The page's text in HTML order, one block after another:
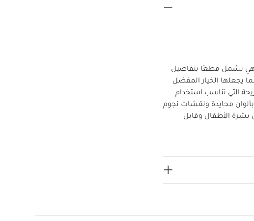
فهي تشمل قطعًا بتفاصيل
يجعلها الخيار المفضل
التي تناسب استخدام
قطعة واحدة بألوان محايدة ونقشات نجوم
بشرة الأطفال وقابل